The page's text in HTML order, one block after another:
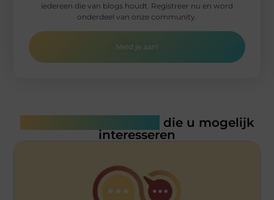
iedereen die van blogs houdt. Registreer nu en word
onderdeel van onze community.
Meld je aan!
die u mogelijk
interesseren